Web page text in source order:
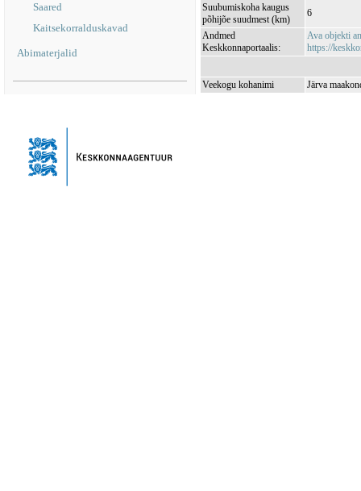
Saared
Kaitsekorralduskavad
Abimaterjalid
Suubumiskoha kaugus
põhijõe suudmest (km)
6
Andmed
Keskkonnaportaalis:
Ava objekti
https://
Veekogu kohanimi Järva